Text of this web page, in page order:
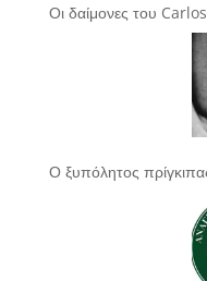
Οι δαίμονες του
Ο ξυπόλητος